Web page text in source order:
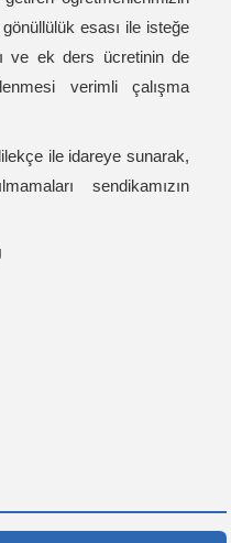
esası ile isteğe
ve ek ders ücretinin de
verimli çalışma
ile idareye sunarak,
sendikamızın